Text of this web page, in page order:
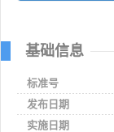
基础信息
标准号
发布日期
实施日期